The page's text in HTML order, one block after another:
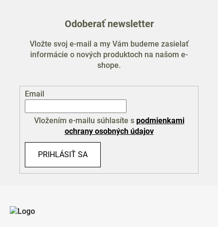
Odoberať newsletter
Vložte svoj e-mail a my Vám budeme zasielať
informácie o nových produktoch na našom e-
shope.
Email
Vložením e-mailu súhlasíte s podmienkami
ochrany osobných údajov
PRIHLÁSIŤ SA